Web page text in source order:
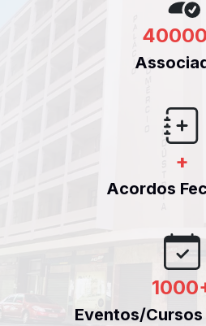
40000
+
Acordos
1000
Eventos/